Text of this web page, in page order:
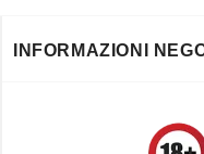
INFORMAZIONI